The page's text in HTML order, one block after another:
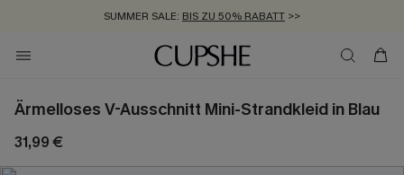
SUMMER SALE: BIS ZU 50% RABATT >>
ZUM NEWSLETTER:BIS ZU -20% EXTRA ERHALTEN
KOSTENLOSER VERSAND AB 89 €
Ärmelloses V-Ausschnitt Mini-Strandkleid in Blau
31,99 €